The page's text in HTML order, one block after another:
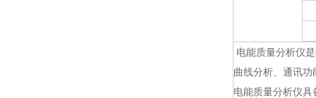
电能质量分析仪
曲线分析、通讯
电能质量分析仪